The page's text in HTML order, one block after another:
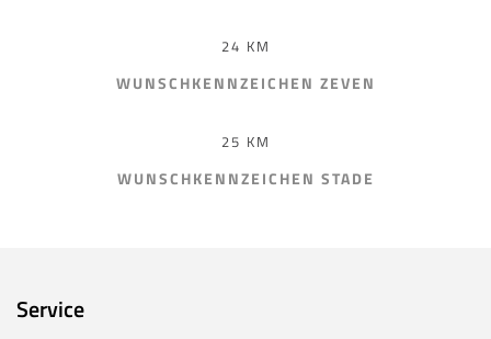
24 KM
WUNSCHKENNZEICHEN ZEVEN
25 KM
WUNSCHKENNZEICHEN STADE
Service